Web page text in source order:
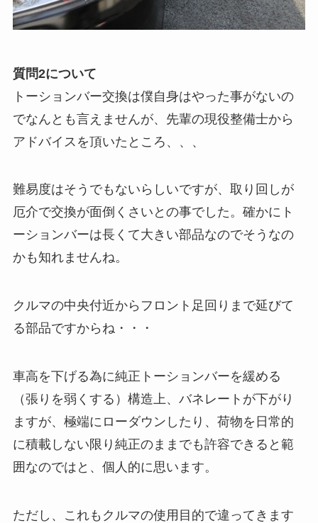
質問2について
トーションバー交換は僕自身はやった事がないの
でなんとも言えませんが、先輩の現役整備士から
アドバイスを頂いたところ、、、
難易度はそうでもないらしいですが、取り回しが
厄介で交換が面倒くさいとの事でした。確かにト
ーションバーは長くて大きい部品なのでそうなの
かも知れませんね。
クルマの中央付近からフロント足回りまで延びて
る部品ですからね・・・
車高を下げる為に純正トーションバーを緩める
（張りを弱くする）構造上、バネレートが下がり
ますが、極端にローダウンしたり、荷物を日常的
に積載しない限り純正のままでも許容できると範
囲なのではと、個人的に思います。
ただし、これもクルマの使用目的で違ってきます